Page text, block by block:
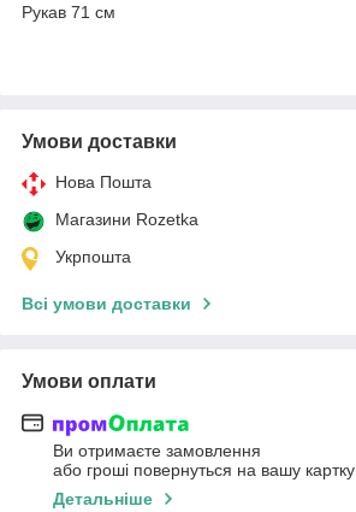
Рукав 71 см
Умови доставки
Нова Пошта
Магазини Rozetka
Укрпошта
Всі умови доставки
Умови оплати
Ви отримаєте замовлення
або гроші повернуться на вашу картку
Детальніше